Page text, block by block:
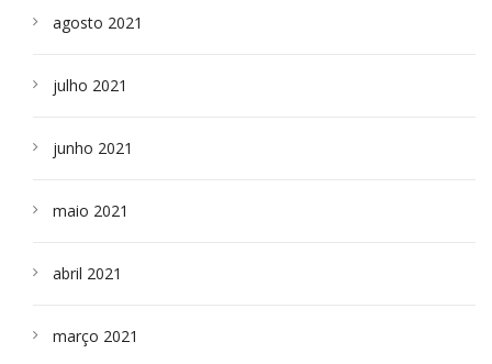
agosto 2021
julho 2021
junho 2021
maio 2021
abril 2021
março 2021